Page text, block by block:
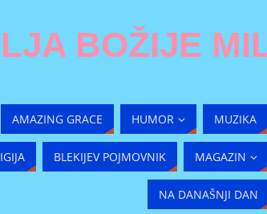
BOŽIJE
AMAZING GRACE HUMOR MUZIKA
BLEKIJEV POJMOVNIK MAGAZIN
NA DANAŠNJI DAN